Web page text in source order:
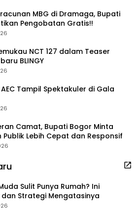
MBG di Dramaga, Bupati
Pengobatan Gratis!!
NCT 127 dalam Teaser
BLINGY
Tampil Spektakuler di Gala
Camat, Bupati Bogor Minta
Publik Lebih Cepat dan Responsif
Sulit Punya Rumah? Ini
dan Strategi Mengatasinya